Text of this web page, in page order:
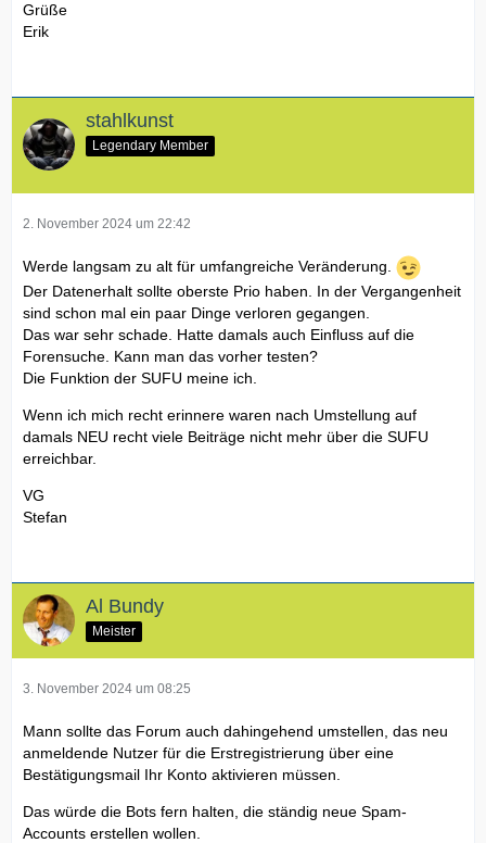
Grüße
Erik
stahlkunst
Legendary Member
2. November 2024 um 22:42
Werde langsam zu alt für umfangreiche Veränderung.
Der Datenerhalt sollte oberste Prio haben. In der Vergangenheit
sind schon mal ein paar Dinge verloren gegangen.
Das war sehr schade. Hatte damals auch Einfluss auf die
Forensuche. Kann man das vorher testen?
Die Funktion der SUFU meine ich.
Wenn ich mich recht erinnere waren nach Umstellung auf
damals NEU recht viele Beiträge nicht mehr über die SUFU
erreichbar.
VG
Stefan
Al Bundy
Meister
3. November 2024 um 08:25
Mann sollte das Forum auch dahingehend umstellen, das neu
anmeldende Nutzer für die Erstregistrierung über eine
Bestätigungsmail Ihr Konto aktivieren müssen.
Das würde die Bots fern halten, die ständig neue Spam-
Accounts erstellen wollen.